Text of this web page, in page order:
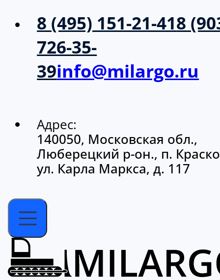
8 (495) 151-21-418
726-35-
39info@milargo.ru
Адрес:
140050, Московская обл.,
Люберецкий р-он., п.
ул. Карла Маркса, д. 117